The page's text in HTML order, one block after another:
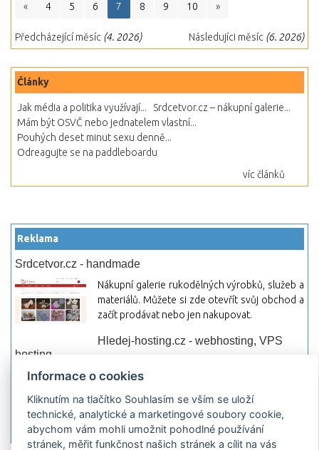
« 4 5 6 7 8 9 10 »
Předcházející měsíc (4. 2026) Následujíci měsíc (6. 2026)
Články
Jak média a politika využívají...
Srdcetvor.cz – nákupní galerie...
Mám být OSVČ nebo jednatelem vlastní...
Pouhých deset minut sexu denně...
Odreagujte se na paddleboardu
víc článků
Reklama
Srdcetvor.cz - handmade
Nákupní galerie rukodělných výrobků, služeb a
materiálů. Můžete si zde otevřít svůj obchod a
začít prodávat nebo jen nakupovat.
Hledej-hosting.cz - webhosting, VPS
hosting
Přehled webhostingových, multihosting a VPS
pokročilého vyhledávání a porovnávání.
Najděte si jednoduše vhodný hosting.
Informace o cookies
Kliknutím na tlačítko Souhlasím se vším se uloží
technické, analytické a marketingové soubory cookie,
abychom vám mohli umožnit pohodlné používání
stránek, měřit funkčnost našich stránek a cílit na vás